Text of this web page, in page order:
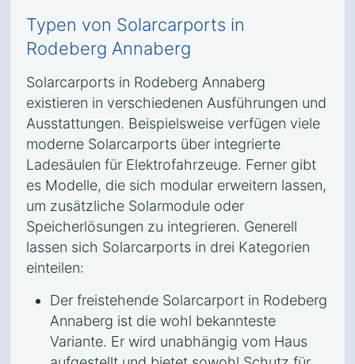
Typen von Solarcarports in
Rodeberg Annaberg
Solarcarports in Rodeberg Annaberg
existieren in verschiedenen Ausführungen und
Ausstattungen. Beispielsweise verfügen viele
moderne Solarcarports über integrierte
Ladesäulen für Elektrofahrzeuge. Ferner gibt
es Modelle, die sich modular erweitern lassen,
um zusätzliche Solarmodule oder
Speicherlösungen zu integrieren. Generell
lassen sich Solarcarports in drei Kategorien
einteilen:
Der freistehende Solarcarport in Rodeberg
Annaberg ist die wohl bekannteste
Variante. Er wird unabhängig vom Haus